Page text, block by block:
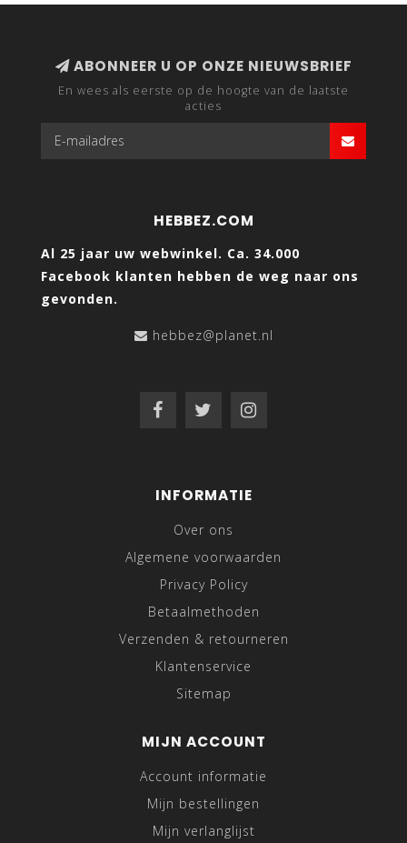
ABONNEER U OP ONZE NIEUWSBRIEF
En wees als eerste op de hoogte van de laatste
acties
HEBBEZ.COM
Al 25 jaar uw webwinkel. Ca. 34.000
Facebook klanten hebben de weg naar ons
gevonden.
hebbez@planet.nl
INFORMATIE
Over ons
Algemene voorwaarden
Privacy Policy
Betaalmethoden
Verzenden & retourneren
Klantenservice
Sitemap
MIJN ACCOUNT
Account informatie
Mijn bestellingen
Mijn verlanglijst